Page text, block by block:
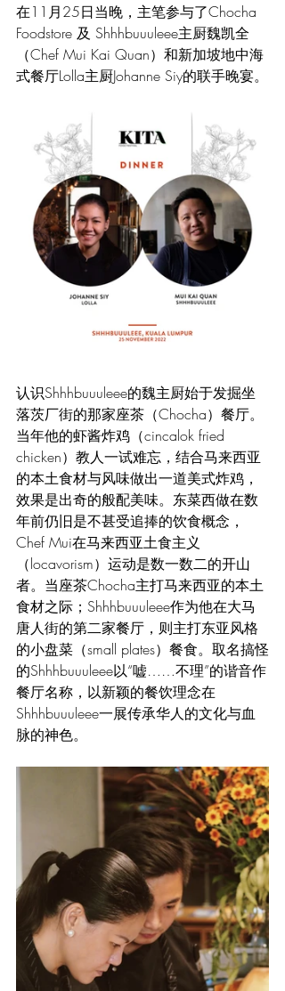
在11月25日当晚，主笔参与了Chocha
Foodstore 及 Shhhbuuuleee主厨魏凯全
（Chef Mui Kai Quan）和新加坡地中海
式餐厅Lolla主厨Johanne Siy的联手晚宴。
认识Shhhbuuuleee的魏主厨始于发掘坐
落茨厂街的那家座茶（Chocha）餐厅。
当年他的虾酱炸鸡（cincalok fried
chicken）教人一试难忘，结合马来西亚
的本土食材与风味做出一道美式炸鸡，
效果是出奇的般配美味。东菜西做在数
年前仍旧是不甚受追捧的饮食概念，
Chef Mui在马来西亚土食主义
（locavorism）运动是数一数二的开山
者。当座茶Chocha主打马来西亚的本土
食材之际；Shhhbuuuleee作为他在大马
唐人街的第二家餐厅，则主打东亚风格
的小盘菜（small plates）餐食。取名搞怪
的Shhhbuuuleee以“嘘……不理”的谐音作
餐厅名称，以新颖的餐饮理念在
Shhhbuuuleee一展传承华人的文化与血
脉的神色。